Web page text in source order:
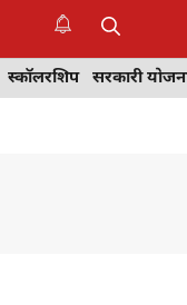
स्कॉलरशिप सरकारी